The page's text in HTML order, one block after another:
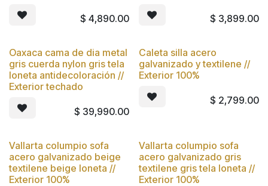
$ 4,890.00 $ 3,899.00
Nuevo
Oaxaca cama de dia metal
gris cuerda nylon gris tela
loneta antidecoloración //
Exterior techado
$ 39,990.00
Nuevo
Caleta silla acero
galvanizado y textilene //
Exterior 100%
$ 2,799.00
Nuevo
Vallarta columpio sofa
acero galvanizado beige
textilene beige loneta //
Exterior 100%
Nuevo
Vallarta columpio sofa
acero galvanizado gris
textilene gris tela loneta //
Exterior 100%